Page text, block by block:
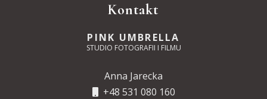
Kontakt
PINK UMBRELLA
STUDIO FOTOGRAFII I FILMU
Anna Jarecka
+48 531 080 160